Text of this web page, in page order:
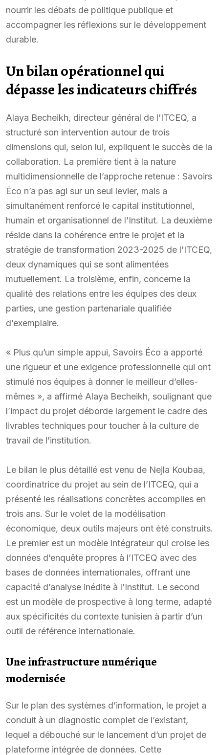
nourrir les débats de politique publique et
accompagner les réflexions sur le développement
durable.
Un bilan opérationnel qui
dépasse les indicateurs chiffrés
Alaya Becheikh, directeur général de l’ITCEQ, a
structuré son intervention autour de trois
dimensions qui, selon lui, expliquent le succès de la
collaboration. La première tient à la nature
multidimensionnelle de l’approche retenue : Savoirs
Éco n’a pas agi sur un seul levier, mais a
simultanément renforcé le capital institutionnel,
humain et organisationnel de l’Institut. La deuxième
réside dans la cohérence entre le projet et la
stratégie de transformation 2023-2025 de l’ITCEQ,
deux dynamiques qui se sont alimentées
mutuellement. La troisième, enfin, concerne la
qualité des relations entre les équipes des deux
parties, une gestion partenariale qualifiée
d’exemplaire.
« Plus qu’un simple appui, Savoirs Éco a apporté
une rigueur et une exigence professionnelle qui ont
stimulé nos équipes à donner le meilleur d’elles-
mêmes », a affirmé Alaya Becheikh, soulignant que
l’impact du projet déborde largement le cadre des
livrables techniques pour toucher à la culture de
travail de l’institution.
Le bilan le plus détaillé est venu de Nejla Koubaa,
coordinatrice du projet au sein de l’ITCEQ, qui a
présenté les réalisations concrètes accomplies en
trois ans. Sur le volet de la modélisation
économique, deux outils majeurs ont été construits.
Le premier est un modèle intégrateur qui croise les
données d’enquête propres à l’ITCEQ avec des
bases de données internationales, offrant une
capacité d’analyse inédite à l’Institut. Le second
est un modèle de prospective à long terme, adapté
aux spécificités du contexte tunisien à partir d’un
outil de référence internationale.
Une infrastructure numérique
modernisée
Sur le plan des systèmes d’information, le projet a
conduit à un diagnostic complet de l’existant,
lequel a débouché sur le lancement d’un projet de
plateforme intégrée de données. Cette